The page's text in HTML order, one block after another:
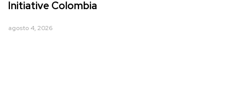
Initiative Colombia
agosto 4, 2026